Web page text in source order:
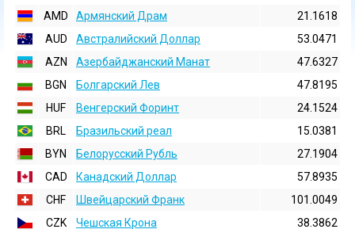
AMD
Армянский Драм
21.1618
AUD
Австралийский Доллар
53.0471
AZN
Азербайджанский Манат
47.6327
BGN
Болгарский Лев
47.8195
HUF
Венгерский Форинт
24.1524
BRL
Бразильский реал
15.0381
BYN
Белорусский Рубль
27.1904
CAD
Канадский Доллар
57.8935
CHF
Швейцарский Франк
101.0049
CZK
Чешская Крона
38.3862